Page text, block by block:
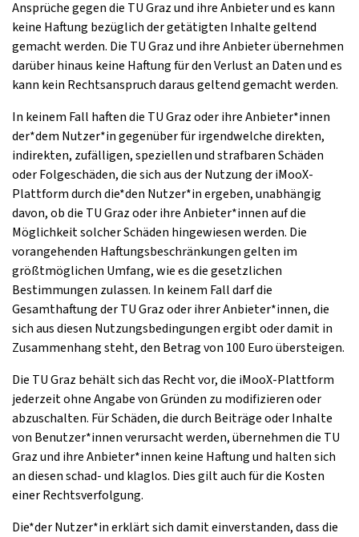
Ansprüche gegen die TU Graz und ihre Anbieter und es kann
keine Haftung bezüglich der getätigten Inhalte geltend
gemacht werden. Die TU Graz und ihre Anbieter übernehmen
darüber hinaus keine Haftung für den Verlust an Daten und es
kann kein Rechtsanspruch daraus geltend gemacht werden.
In keinem Fall haften die TU Graz oder ihre Anbieter*innen
der*dem Nutzer*in gegenüber für irgendwelche direkten,
indirekten, zufälligen, speziellen und strafbaren Schäden
oder Folgeschäden, die sich aus der Nutzung der iMooX-
Plattform durch die*den Nutzer*in ergeben, unabhängig
davon, ob die TU Graz oder ihre Anbieter*innen auf die
Möglichkeit solcher Schäden hingewiesen werden. Die
vorangehenden Haftungsbeschränkungen gelten im
größtmöglichen Umfang, wie es die gesetzlichen
Bestimmungen zulassen. In keinem Fall darf die
Gesamthaftung der TU Graz oder ihrer Anbieter*innen, die
sich aus diesen Nutzungsbedingungen ergibt oder damit in
Zusammenhang steht, den Betrag von 100 Euro übersteigen.
Die TU Graz behält sich das Recht vor, die iMooX-Plattform
jederzeit ohne Angabe von Gründen zu modifizieren oder
abzuschalten. Für Schäden, die durch Beiträge oder Inhalte
von Benutzer*innen verursacht werden, übernehmen die TU
Graz und ihre Anbieter*innen keine Haftung und halten sich
an diesen schad- und klaglos. Dies gilt auch für die Kosten
einer Rechtsverfolgung.
Die*der Nutzer*in erklärt sich damit einverstanden, dass die